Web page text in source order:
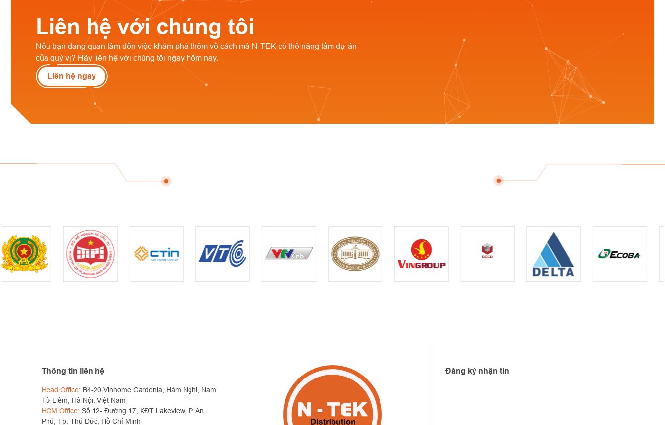
Liên hệ với chúng tôi
Nếu bạn đang quan tâm đến việc khám phá thêm về cách mà N-TEK có thể nâng tầm dự án
của quý vị? Hãy liên hệ với chúng tôi ngay hôm nay.
Liên hệ ngay
Thông tin liên hệ
Head Office: B4-20 Vinhome Gardenia, Hàm Nghi, Nam
Từ Liêm, Hà Nội, Việt Nam
HCM Office: Số 12- Đường 17, KĐT Lakeview, P. An
Phú, Tp. Thủ Đức, Hồ Chí Minh
Đăng ký nhận tin